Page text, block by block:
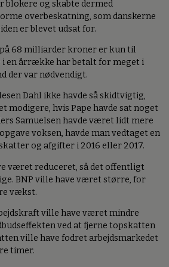
og skabte dermed
overbeskatning, som danskerne
er blevet udsat for.
68 milliarder kroner er kun til
i en årrække har betalt for meget i
der var nødvendigt.
Dahl ikke havde så skidtvigtig,
modigere, hvis Pape havde sat noget
Samuelsen havde været lidt mere
voksen, havde man vedtaget en
og afgifter i 2016 eller 2017.
været reduceret, så det offentligt
BNP ville have været større, for
vækst.
ville have været mindre
ved at fjerne topskatten
ville have fodret arbejdsmarkedet
timer.